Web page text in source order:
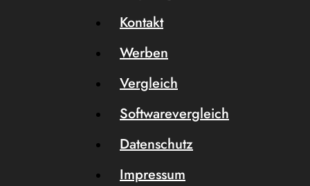
Kontakt
Werben
Vergleich
Softwarevergleich
Datenschutz
Impressum